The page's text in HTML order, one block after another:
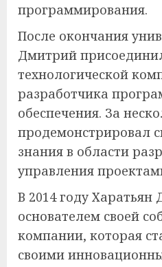
программирования.
После окончания
Дмитрий
технологической
разработчика
обеспечения. За
продемонстрировал
знания в области
управления
В 2014 году Харатьян
основателем своей
компании, которая
своими